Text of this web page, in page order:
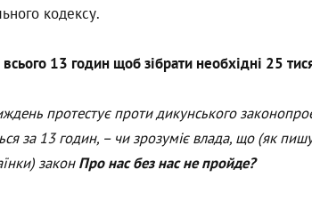
кодексу.
13 годин щоб зібрати необхідні 25
протестує проти дикунського
за 13 годин, – чи зрозуміє влада, що (як
законПро нас без нас не пройде?